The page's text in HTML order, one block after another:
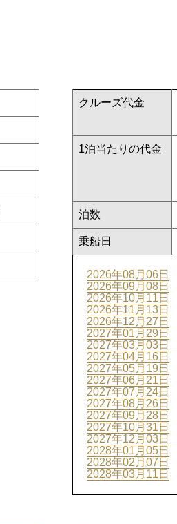
クルーズ代金
1泊当たりの代金
泊数
乗船日
2026年08月06日
2026年09月08日
2026年10月11日
2026年11月13日
2026年12月27日
2027年01月29日
2027年03月03日
2027年04月16日
2027年05月19日
2027年06月21日
2027年07月24日
2027年08月26日
2027年09月28日
2027年10月31日
2027年12月03日
2028年01月05日
2028年02月07日
2028年03月11日